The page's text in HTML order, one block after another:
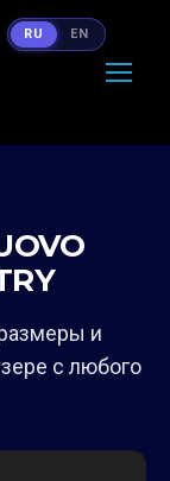
и
с любого
RU EN